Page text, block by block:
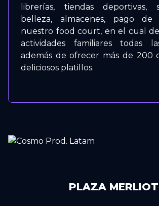
librerías, tiendas deportivas,
belleza, almacenes, pago de
nuestro food court, en el cual
actividades familiares todas
además de ofrecer más de 200
deliciosos platillos.
PLAZA MERLIOT